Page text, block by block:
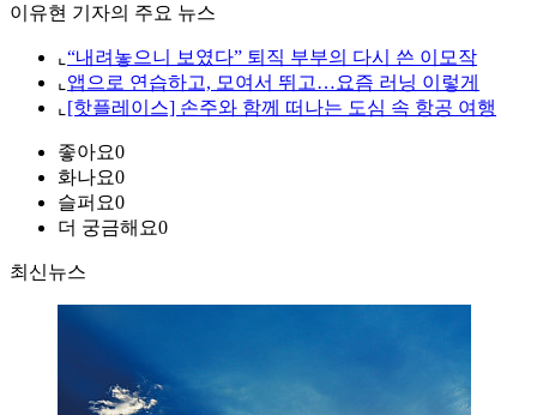
이유현 기자의 주요 뉴스
⌞ “내려놓으니 보였다” 퇴직 부부의 다시 쓴 이모작
⌞ 앱으로 연습하고, 모여서 뛰고…요즘 러닝 이렇게
⌞ [핫플레이스] 손주와 함께 떠나는 도심 속 항공 여행
좋아요0
화나요0
슬퍼요0
더 궁금해요0
최신뉴스